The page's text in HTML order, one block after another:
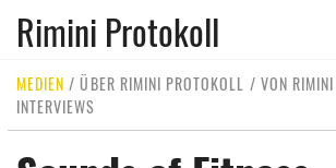
Rimini Protokoll
MEDIEN /ÜBER RIMINI PROTOKOLL / VON
INTERVIEWS